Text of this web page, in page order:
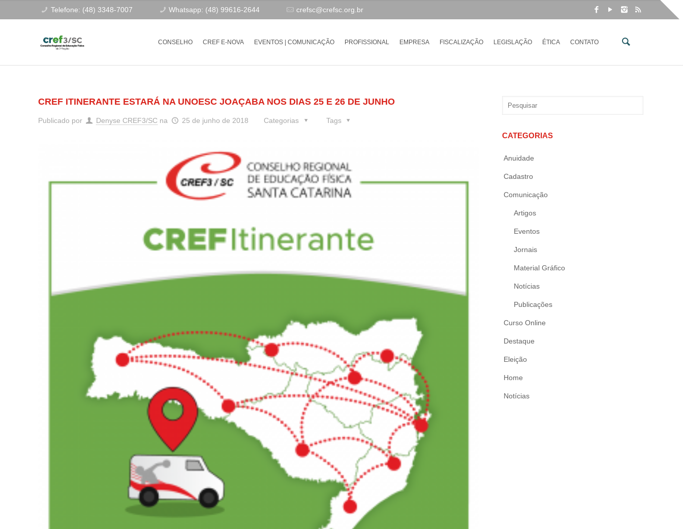
Telefone: (48) 3348-7007 Whatsapp: (48) 99616-2644 crefsc@crefsc.org.br
CONSELHO CREF E-NOVA EVENTOS | COMUNICAÇÃO PROFISSIONAL EMPRESA FISCALIZAÇÃO LEGISLAÇÃO ÉTICA CONTATO
CREF ITINERANTE ESTARÁ NA UNOESC JOAÇABA NOS DIAS 25 E 26 DE JUNHO
Publicado por Denyse CREF3/SC na 25 de junho de 2018 Categorias Tags
CATEGORIAS
Anuidade
Cadastro
Comunicação
Artigos
Eventos
Jornais
Material Gráfico
Notícias
Publicações
Curso Online
Destaque
Eleição
Home
Notícias